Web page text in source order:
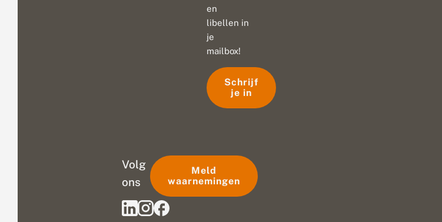
en
libellen in
je
mailbox!
Schrijf
je in
Volg
ons
Meld
waarnemingen